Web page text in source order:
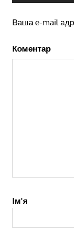
Ваша e-mail
Коментар
Ім'я